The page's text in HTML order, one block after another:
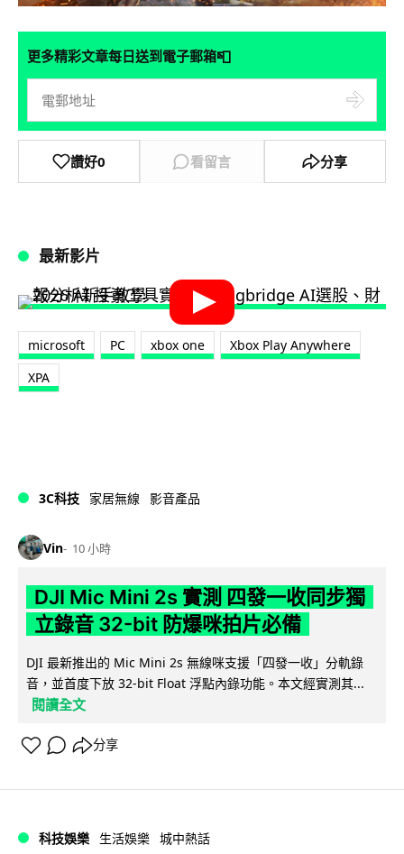
更多精彩文章每日送到電子郵箱📮
讚好0 看留言 分享
最新影片
microsoft PC xbox one
Xbox Play Anywhere
XPA
3C科技 家居無線 影音產品
Vin 10 小時
DJI Mic Mini 2s 實測 四發一收同步獨
立錄音 32-bit 防爆咪拍片必備
DJI 最新推出的 Mic Mini 2s 無線咪支援「四發一收」分軌錄
音，並首度下放 32-bit Float 浮點內錄功能。本文經實測其...
閱讀全文
分享
科技娛樂 生活娛樂 城中熱話